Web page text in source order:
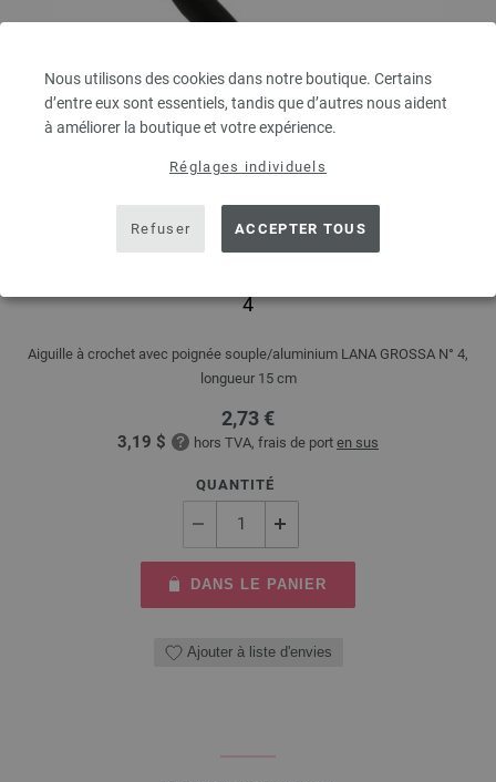
Nous utilisons des cookies dans notre boutique. Certains
d’entre eux sont essentiels, tandis que d’autres nous aident
à améliorer la boutique et votre expérience.
Réglages individuels
Refuser ACCEPTER TOUS
4
Aiguille à crochet avec poignée souple/aluminium LANA GROSSA N° 4,
longueur 15 cm
2,73 €
3,19 $ hors TVA, frais de port en sus
QUANTITÉ
DANS LE PANIER
Ajouter à liste d'envies